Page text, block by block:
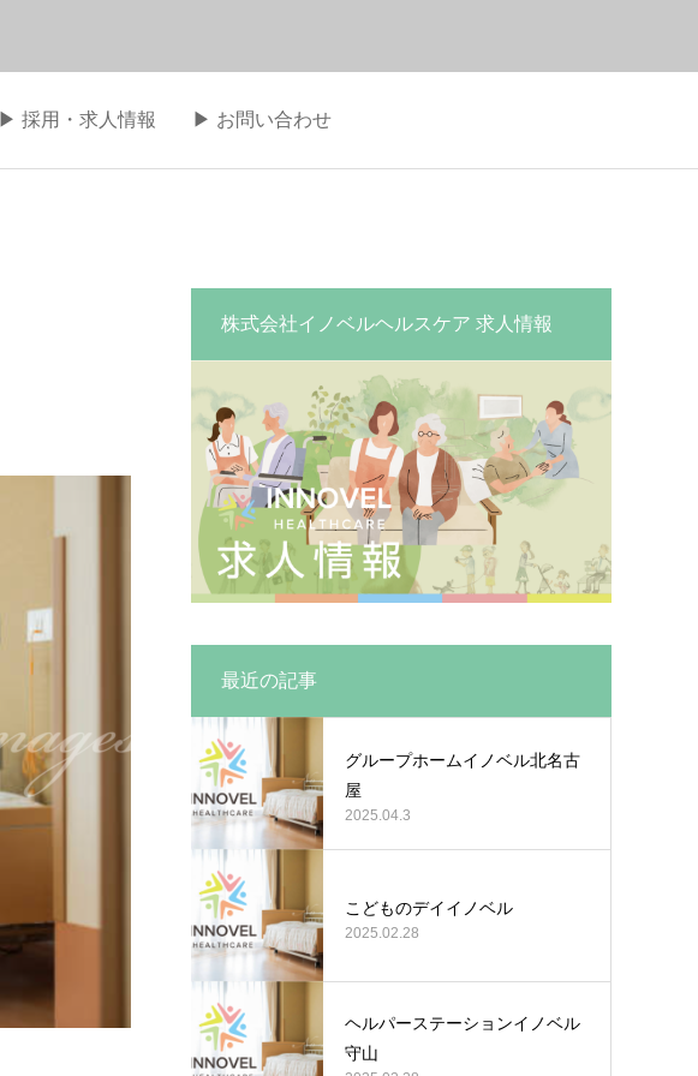
▶︎ 採用・求人情報 ▶︎ お問い合わせ
株式会社イノベルヘルスケア 求人情報
最近の記事
グループホームイノベル北名古
屋
2025.04.3
こどものデイイノベル
2025.02.28
ヘルパーステーションイノベル
守山